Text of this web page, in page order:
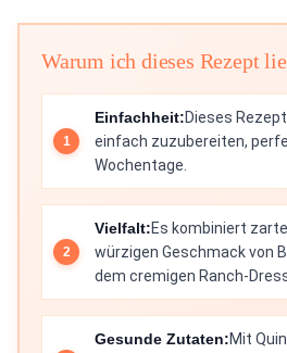
Warum ich dieses Rezept
Einfachheit:Dieses
einfach zuzubereiten,
Wochentage.
Vielfalt:Es kombiniert
würzigen Geschmack von
dem cremigen Ranch-
Gesunde Zutaten:Mit